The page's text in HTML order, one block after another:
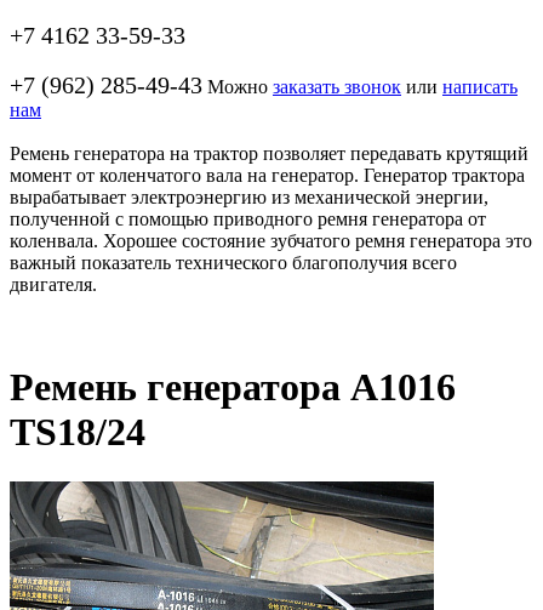
+7 4162 33-59-33
+7 (962) 285-49-43 Можно заказать звонок или написать
нам
Ремень генератора на трактор позволяет передавать крутящий
момент от коленчатого вала на генератор. Генератор трактора
вырабатывает электроэнергию из механической энергии,
полученной с помощью приводного ремня генератора от
коленвала. Хорошее состояние зубчатого ремня генератора это
важный показатель технического благополучия всего
двигателя.
Ремень генератора A1016
TS18/24